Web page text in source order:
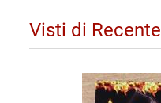
Visti di Recente